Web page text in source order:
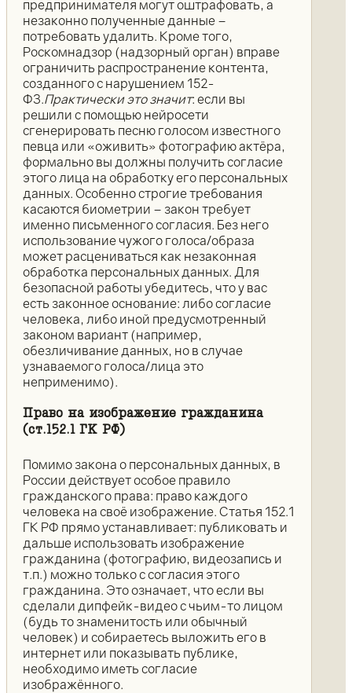
предпринимателя могут оштрафовать, а
незаконно полученные данные –
потребовать удалить. Кроме того,
Роскомнадзор (надзорный орган) вправе
ограничить распространение контента,
созданного с нарушением 152-
ФЗ.Практически это значит: если вы
решили с помощью нейросети
сгенерировать песню голосом известного
певца или «оживить» фотографию актёра,
формально вы должны получить согласие
этого лица на обработку его персональных
данных. Особенно строгие требования
касаются биометрии – закон требует
именно письменного согласия. Без него
использование чужого голоса/образа
может расцениваться как незаконная
обработка персональных данных. Для
безопасной работы убедитесь, что у вас
есть законное основание: либо согласие
человека, либо иной предусмотренный
законом вариант (например,
обезличивание данных, но в случае
узнаваемого голоса/лица это
неприменимо).
Право на изображение гражданина
(ст.152.1 ГК РФ)
Помимо закона о персональных данных, в
России действует особое правило
гражданского права: право каждого
человека на своё изображение. Статья 152.1
ГК РФ прямо устанавливает: публиковать и
дальше использовать изображение
гражданина (фотографию, видеозапись и
т.п.) можно только с согласия этого
гражданина. Это означает, что если вы
сделали дипфейк-видео с чьим-то лицом
(будь то знаменитость или обычный
человек) и собираетесь выложить его в
интернет или показывать публике,
необходимо иметь согласие
изображённого.